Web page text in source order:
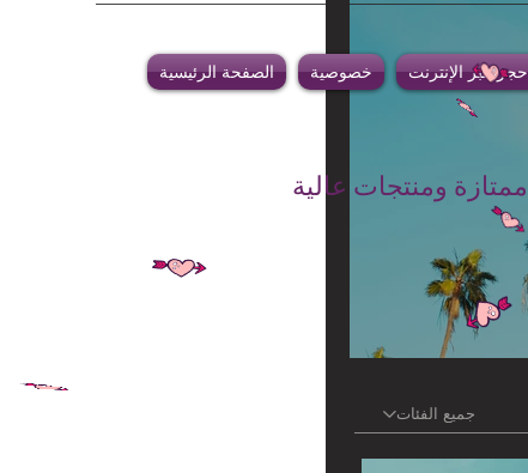
الصفحة الرئيسية خصوصية عبر الإنترنت
ومنتجات عالية
جميع الفئات